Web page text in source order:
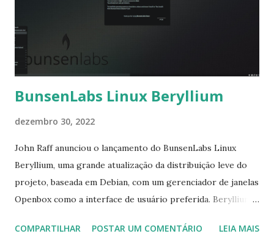
Calculate Linux; a ferramenta cl-update agora apresenta
seleção de espelho para pacotes binários; um teste de
disponibilidade foi adicionado para repositórios Git...." Para
ler a nota de lançame...
BunsenLabs Linux Beryllium
dezembro 30, 2022
John Raff anunciou o lançamento do BunsenLabs Linux
Beryllium, uma grande atualização da distribuição leve do
projeto, baseada em Debian, com um gerenciador de janelas
Openbox como a interface de usuário preferida. Beryllium é
equipe BunsenLabs tem o prazer de anunciar o lançamento
COMPARTILHAR POSTAR UM COMENTÁRIO LEIA MAIS